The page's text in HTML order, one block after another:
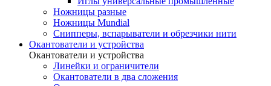
Ножницы разные
Ножницы Mundial
Снипперы, вспарыватели и обрезчики нити
Окантователи и устройства
Окантователи и устройства
Линейки и ограничители
Окантователи в два сложения